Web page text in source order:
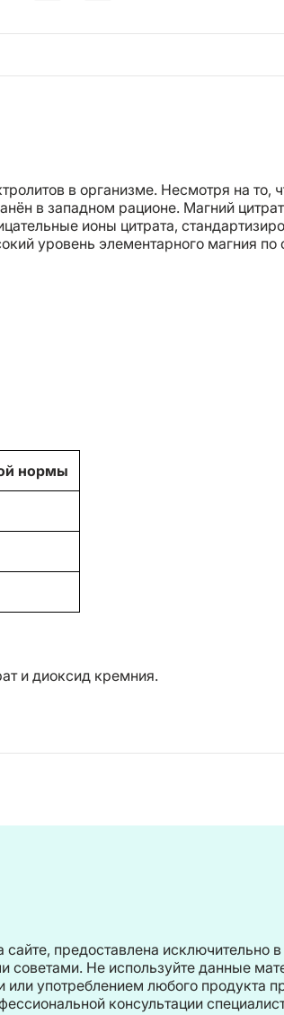
в организме. Несмотря на то,
в западном рационе. Магний
ионы цитрата,
уровень элементарного магния
нормы
и диоксид кремния.
предоставлена исключительно
Не используйте данные
употреблением любого продукта
консультации